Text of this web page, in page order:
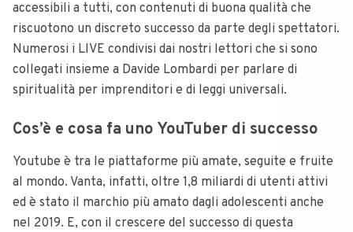
accessibili a tutti, con contenuti di buona qualità che
riscuotono un discreto successo da parte degli spettatori.
Numerosi i LIVE condivisi dai nostri lettori che si sono
collegati insieme a Davide Lombardi per parlare di
spiritualità per imprenditori e di leggi universali.
Cos’è e cosa fa uno YouTuber di successo
Youtube è tra le piattaforme più amate, seguite e fruite
al mondo. Vanta, infatti, oltre 1,8 miliardi di utenti attivi
ed è stato il marchio più amato dagli adolescenti anche
nel 2019. E, con il crescere del successo di questa